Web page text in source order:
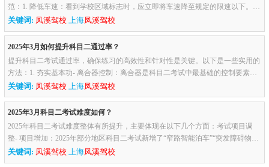
范：1. 降低车速：看到学校区域标志时，应立即将车速降至规定的限速以下。通
常学校区域的限速为30公里每小时。2. 轻踩刹车：通过轻踩刹车踏板...
关键词: 凤溪驾校 上海凤溪驾校
2025年3月如何提升科目二通过率？
提升科目二考试通过率，确保练习的高效性和针对性是关键。以下是一些实用的
方法：1. 夯实基本功- 离合器控制：离合器是科目二考试中最基础的控制要素，
学员需要熟练掌握离合器的半联动状态，以便在考试中精准控制车速...
关键词: 凤溪驾校 上海凤溪驾校
2025年3月科目二考试难度如何？
2025年科目二考试难度整体有所提升，主要体现在以下几个方面：考试项目调
整- 项目增加：2025年部分地区科目二考试新增了“窄路智能泊车”“突发障碍物反
应”“新能源车故障处置”等项目。此外，上海等地区还增加了“...
关键词: 凤溪驾校 上海凤溪驾校